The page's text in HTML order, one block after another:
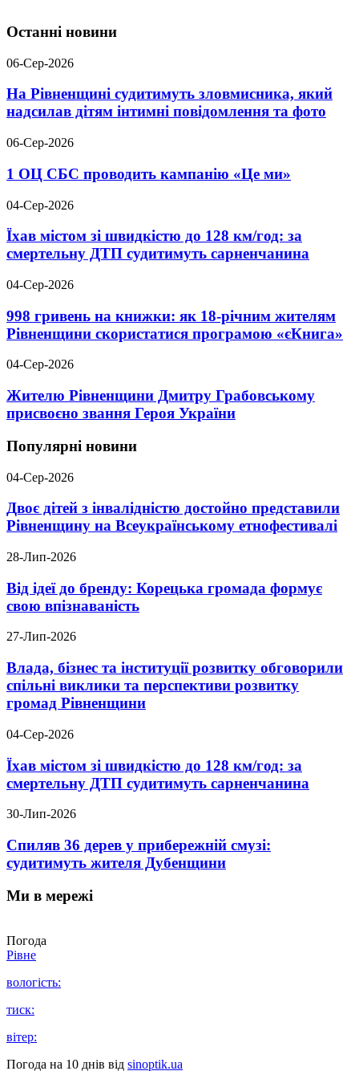
Останні новини
06-Сер-2026
На Рівненщині судитимуть зловмисника, який
надсилав дітям інтимні повідомлення та фото
06-Сер-2026
1 ОЦ СБС проводить кампанію «Це ми»
04-Сер-2026
Їхав містом зі швидкістю до 128 км/год: за
смертельну ДТП судитимуть сарненчанина
04-Сер-2026
998 гривень на книжки: як 18-річним жителям
Рівненщини скористатися програмою «єКнига»
04-Сер-2026
Жителю Рівненщини Дмитру Грабовському
присвоєно звання Героя України
Популярні новини
04-Сер-2026
Двоє дітей з інвалідністю достойно представили
Рівненщину на Всеукраїнському етнофестивалі
28-Лип-2026
Від ідеї до бренду: Корецька громада формує
свою впізнаваність
27-Лип-2026
Влада, бізнес та інституції розвитку обговорили
спільні виклики та перспективи розвитку
громад Рівненщини
04-Сер-2026
Їхав містом зі швидкістю до 128 км/год: за
смертельну ДТП судитимуть сарненчанина
30-Лип-2026
Спиляв 36 дерев у прибережній смузі:
судитимуть жителя Дубенщини
Ми в мережі
Погода
Рівне
вологість:
тиск:
вітер:
Погода на 10 днів від sinoptik.ua